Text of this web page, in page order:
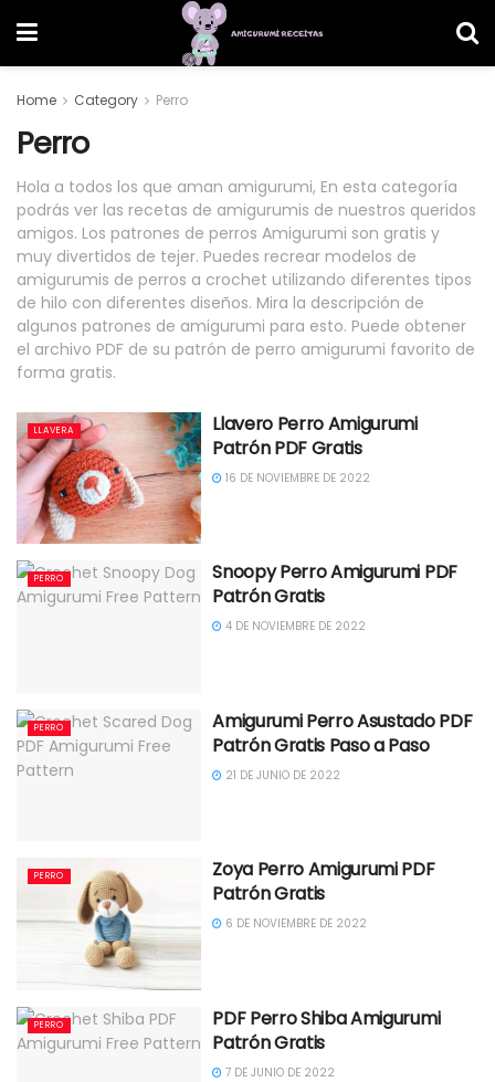
Home Category Perro
Perro
Hola a todos los que aman amigurumi, En esta categoría
podrás ver las recetas de amigurumis de nuestros queridos
amigos. Los patrones de perros Amigurumi son gratis y
muy divertidos de tejer. Puedes recrear modelos de
amigurumis de perros a crochet utilizando diferentes tipos
de hilo con diferentes diseños. Mira la descripción de
algunos patrones de amigurumi para esto. Puede obtener
el archivo PDF de su patrón de perro amigurumi favorito de
forma gratis.
LLAVERA
Llavero Perro Amigurumi
Patrón PDF Gratis
16 DE NOVIEMBRE DE 2022
PERRO
Snoopy Perro Amigurumi PDF
Patrón Gratis
4 DE NOVIEMBRE DE 2022
PERRO
Amigurumi Perro Asustado PDF
Patrón Gratis Paso a Paso
21 DE JUNIO DE 2022
PERRO
Zoya Perro Amigurumi PDF
Patrón Gratis
6 DE NOVIEMBRE DE 2022
PERRO
PDF Perro Shiba Amigurumi
Patrón Gratis
7 DE JUNIO DE 2022